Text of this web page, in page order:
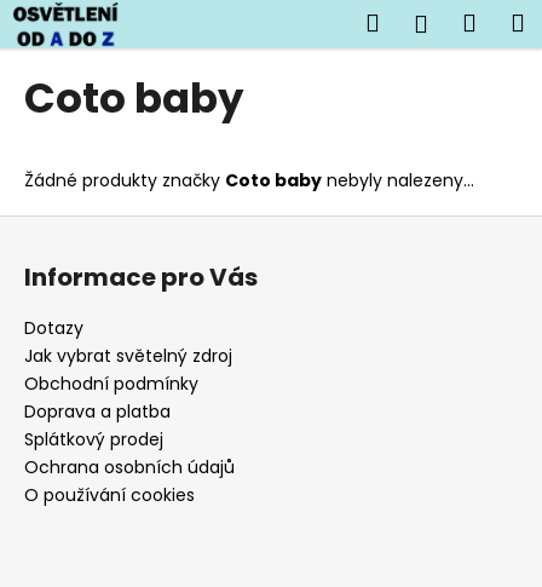
Přejít
na
obsah
Hledat
Coto baby
Žádné produkty značky Coto baby nebyly nalezeny...
K
o
o
p
o
t
ř
e
b
u
j
e
t
e
Z
Informace pro Vás
Dotazy
Jak vybrat světelný zdroj
Obchodní podmínky
Doprava a platba
Splátkový prodej
Ochrana osobních údajů
O používání cookies